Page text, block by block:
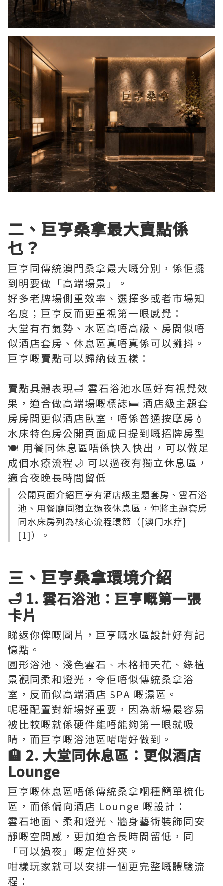
二、巨亨桑拿最大賣點係
乜？
巨亨同傳統澳門桑拿最大嘅分別，係佢擺
到明要做「高端場景」。
好多老牌場側重效率、選擇多或者市場知
名度；巨亨反而更重視第一眼感覺：
大堂有冇氣勢、水區高唔高級、房間似唔
似酒店套房、休息區真唔真係可以攤抖。
巨亨嘅賣點可以歸納做五樣：
賣點具體表現🛁 雲石浴池水區好有視覺效
果，適合做高端場嘅標誌🛏️ 酒店級主題套
房房間更似酒店臥室，唔係普通按摩房💧
水床特色房公開頁面成日提到嘅招牌房型
🍽️ 用餐同休息區唔係快入快出，可以做足
成個水療流程🌙 可以過夜有獨立休息區，
適合夜晚長時間留低
公開頁面介紹巨亨有酒店級主題套房、雲石浴
池、用餐廳同獨立過夜休息區，仲將主題套房
同水床房列為核心流程環節（[澳门水疗]
[1]）。
三、巨亨桑拿環境介紹
🛁 1. 雲石浴池：巨亨嘅第一張
卡片
睇返你俾嘅圖片，巨亨嘅水區設計好有記
憶點。
圓形浴池、淺色雲石、木格柵天花、綠植
景觀同柔和燈光，令佢唔似傳統桑拿浴
室，反而似高端酒店 SPA 嘅濕區。
呢種配置對新場好重要，因為新場最容易
被比較嘅就係硬件能唔能夠第一眼就吸
睛，而巨亨嘅浴池區啱啱好做到。
🏨 2. 大堂同休息區：更似酒店
Lounge
巨亨嘅休息區唔係傳統桑拿嗰種簡單梳化
區，而係偏向酒店 Lounge 嘅設計：
雲石地面、柔和燈光、牆身藝術裝飾同安
靜嘅空間感，更加適合長時間留低，同
「可以過夜」嘅定位好夾。
咁樣玩家就可以安排一個更完整嘅體驗流
程：